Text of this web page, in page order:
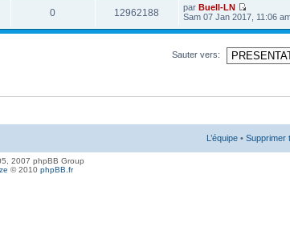
0 12962188 parBuell-LN
Sam 07 Jan 2017, 11:06
Sauter vers:
L’équipe • Supprimer
2007 phpBB Group
© 2010 phpBB.fr